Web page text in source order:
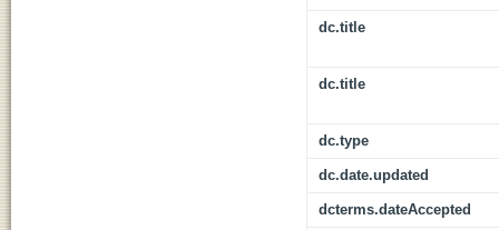
dc.title
dc.title
dc.type
dc.date.updated
dcterms.dateAccepted